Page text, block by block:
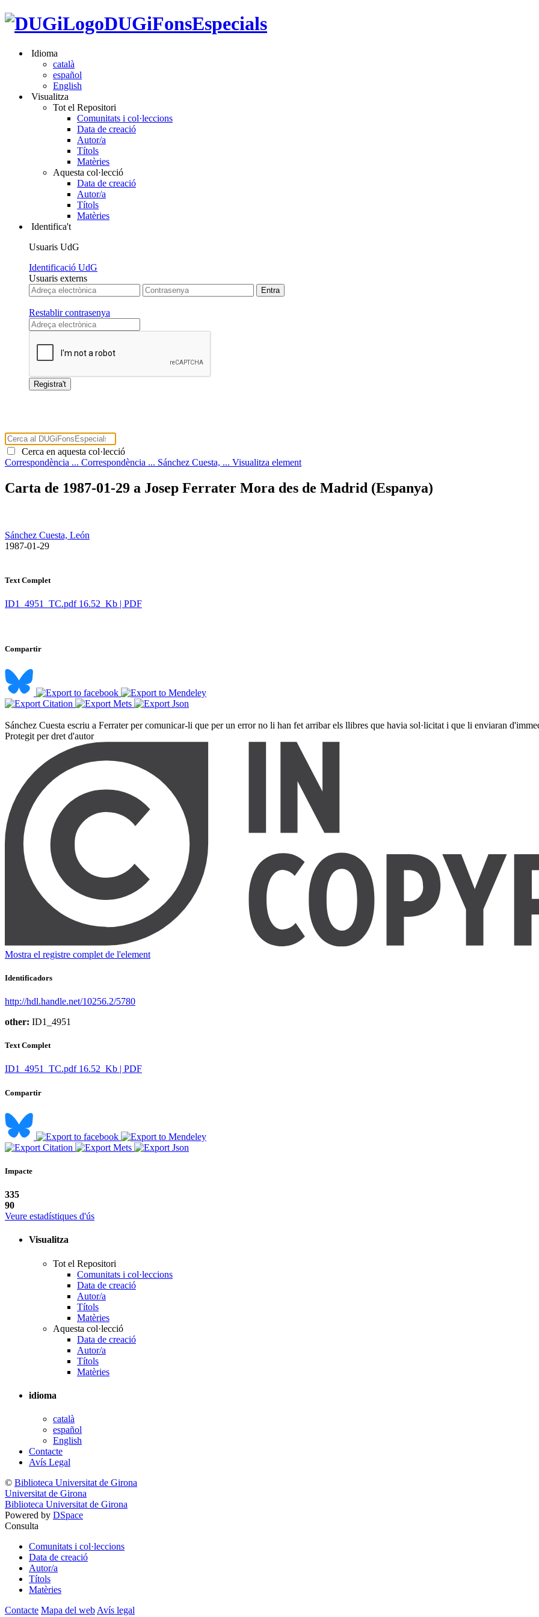
DUGiFonsEspecials
Idioma
català
español
English
Visualitza
Tot el Repositori
Comunitats i col·leccions
Data de creació
Autor/a
Títols
Matèries
Aquesta col·lecció
Data de creació
Autor/a
Títols
Matèries
Identifica't
Usuaris UdG
Identificació UdG
Usuaris externs
Restablir contrasenya
Cerca en aquesta col·lecció
Correspondència ... Correspondència ... Sánchez Cuesta, ... Visualitza element
Carta de 1987-01-29 a Josep Ferrater Mora des de Madrid (Espanya)
Sánchez Cuesta, León
​ 1987-01-29
Text Complet
ID1_4951_TC.pdf 16.52 Kb | PDF
Compartir
Sánchez Cuesta escriu a Ferrater per comunicar-li que per un error no li han fet arribar els llibres que havia sol·licitat i que li enviaran
Protegit per dret d'autor
Mostra el registre complet de l'element
Identificadors
http://hdl.handle.net/10256.2/5780
other: ID1_4951
Text Complet
ID1_4951_TC.pdf 16.52 Kb | PDF
Compartir
Impacte
335
90
Veure estadístiques d'ús
Visualitza
Tot el Repositori
Comunitats i col·leccions
Data de creació
Autor/a
Títols
Matèries
Aquesta col·lecció
Data de creació
Autor/a
Títols
Matèries
idioma
català
español
English
Contacte
Avís Legal
© Biblioteca Universitat de Girona
Universitat de Girona
Biblioteca Universitat de Girona
Powered by DSpace
Consulta
Comunitats i col·leccions
Data de creació
Autor/a
Títols
Matèries
Contacte Mapa del web Avís legal